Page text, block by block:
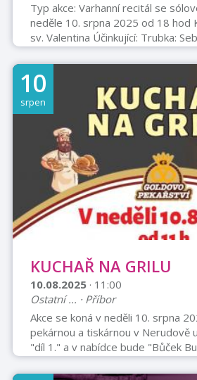
Typ akce: Varhanní recitál se
neděle 10. srpna 2025 od 18 hod
sv. Valentina Účinkující: Trubka:
Varhany: Karel Monsport Program:
Bacha, F. X. Brixiho, P. J.
Kuchaře a další. Vstupné:
věnováno na údržbu a opravu
Pořádají Město Příbor a
10
srpen
KUCHAŘ NA GRILU
10.08.2025 · 11:00
Ostatní ... · Příbor
Akce se koná v neděli 10. srpna
pekárnou a tiskárnou v Nerudově
"díl 1." a v nabídce bude "Bůček
+ Hořké pivo a domácí limonáda".
kapela SRDÍČKO z Hranic na